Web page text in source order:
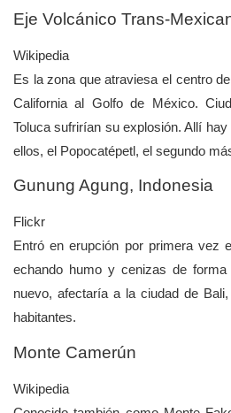
Eje Volcánico Trans-
Wikipedia
Es la zona que atraviesa el centro
California al Golfo de México.
Toluca sufrirían su explosión. Allí
ellos, el Popocatépetl, el segundo
Gunung Agung, Indonesia
Flickr
Entró en erupción por primera vez
echando humo y cenizas de
nuevo, afectaría a la ciudad de
habitantes.
Monte Camerún
Wikipedia